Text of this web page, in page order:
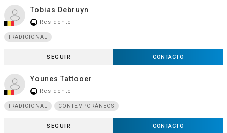
Tobias Debruyn
store_mall_directory Residente
TRADICIONAL
SEGUIR CONTACTO
Younes Tattooer
store_mall_directory Residente
TRADICIONAL CONTEMPORÁNEOS
SEGUIR CONTACTO